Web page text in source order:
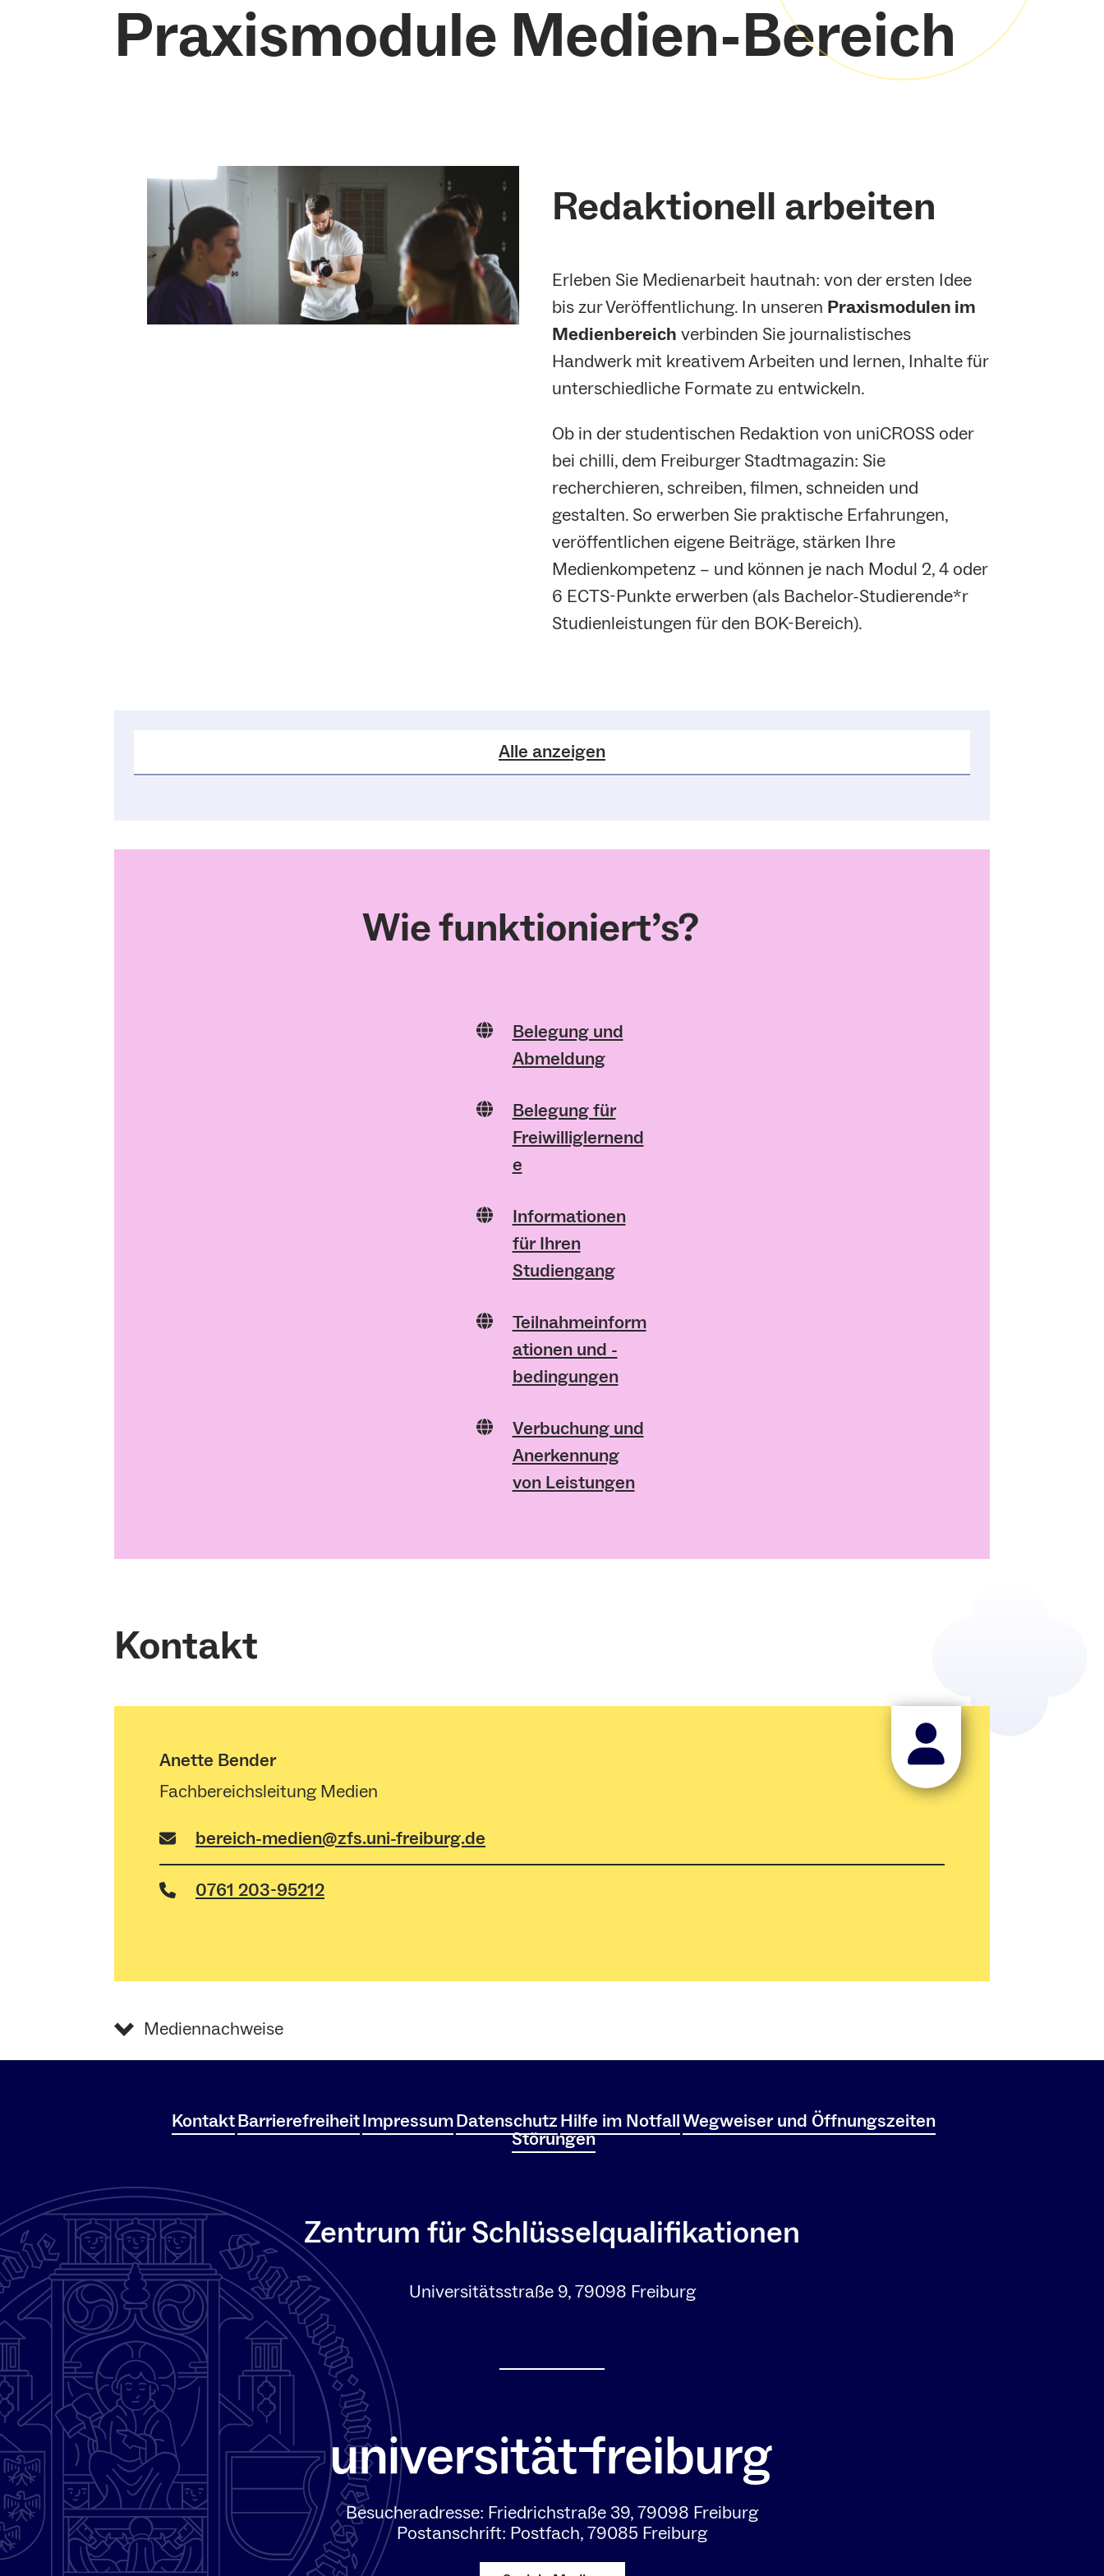
Praxismodule Medien-Bereich
Redaktionell arbeiten
Erleben Sie Medienarbeit hautnah: von der ersten Idee
bis zur Veröffentlichung. In unseren Praxismodulen im
Medienbereich verbinden Sie journalistisches
Handwerk mit kreativem Arbeiten und lernen, Inhalte für
unterschiedliche Formate zu entwickeln.
Ob in der studentischen Redaktion von uniCROSS oder
bei chilli, dem Freiburger Stadtmagazin: Sie
recherchieren, schreiben, filmen, schneiden und
gestalten. So erwerben Sie praktische Erfahrungen,
veröffentlichen eigene Beiträge, stärken Ihre
Medienkompetenz – und können je nach Modul 2, 4 oder
6 ECTS-Punkte erwerben (als Bachelor-Studierende*r
Studienleistungen für den BOK-Bereich).
Alle anzeigen
Wie funktioniert’s?
Belegung und
Abmeldung
Belegung für
Freiwilliglernend
e
Informationen
für Ihren
Studiengang
Teilnahmeinform
ationen und -
bedingungen
Verbuchung und
Anerkennung
von Leistungen
Kontakt
Anette Bender
Fachbereichsleitung Medien
bereich-medien@zfs.uni-freiburg.de
0761 203-95212
Mediennachweise
KontaktBarrierefreiheitImpressumDatenschutzHilfe im NotfallWegweiser und Öffnungszeiten
Störungen
Zentrum für Schlüsselqualifikationen
Universitätsstraße 9, 79098 Freiburg
Besucheradresse: Friedrichstraße 39, 79098 Freiburg
Postanschrift: Postfach, 79085 Freiburg